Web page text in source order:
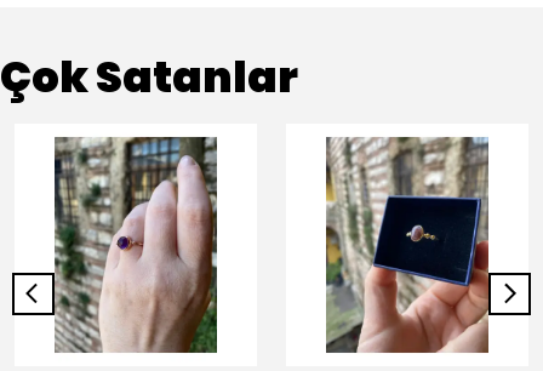
Çok Satanlar